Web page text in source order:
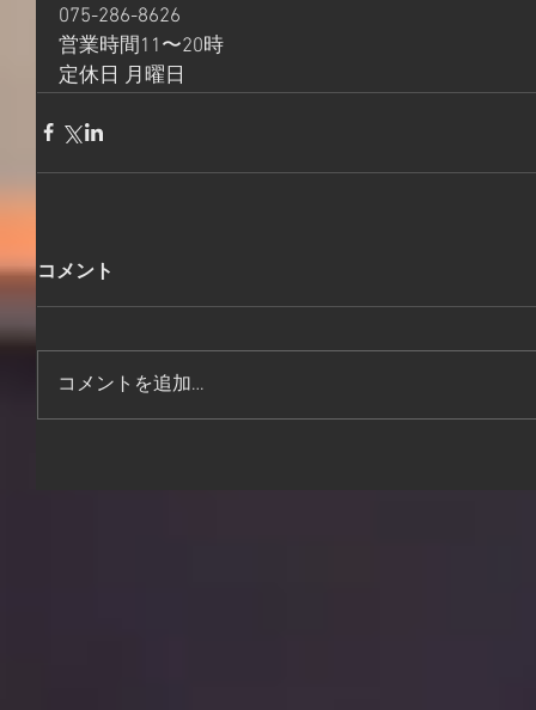
075-286-8626
営業時間11〜20時
定休日 月曜日
コメント
コメントを追加…